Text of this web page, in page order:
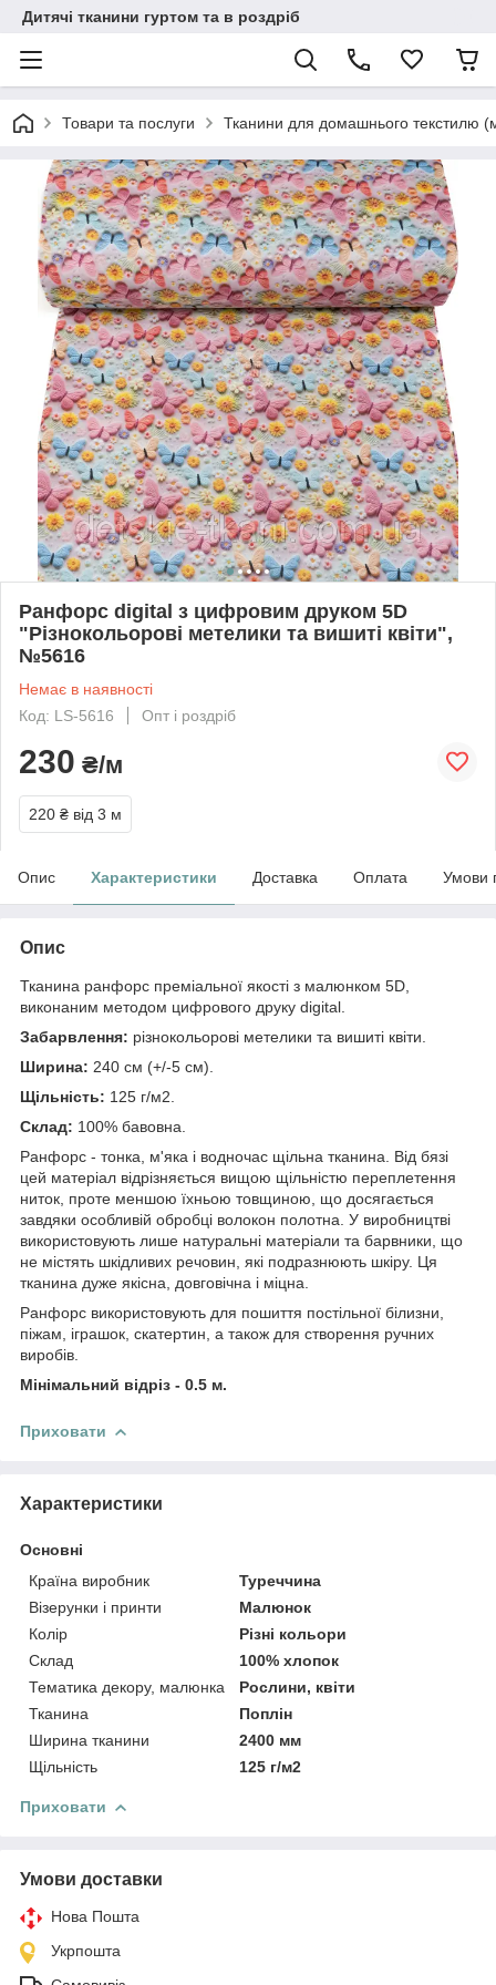
Дитячі тканини гуртом та в роздріб
Товари та послуги Тканини для домашнього текстилю
Ранфорс digital з цифровим друком 5D
"Різнокольорові метелики та вишиті квіти",
№5616
Немає в наявності
Код: LS-5616
Опт і роздріб
230 ₴/м
220 ₴ від 3 м
Опис Характеристики Доставка Оплата Умови
Опис
Тканина ранфорс преміальної якості з малюнком 5D,
виконаним методом цифрового друку digital.
Забарвлення: різнокольорові метелики та вишиті квіти.
Ширина: 240 см (+/-5 см).
Щільність: 125 г/м2.
Склад: 100% бавовна.
Ранфорс - тонка, м'яка і водночас щільна тканина. Від бязі
цей матеріал відрізняється вищою щільністю переплетення
ниток, проте меншою їхньою товщиною, що досягається
завдяки особливій обробці волокон полотна. У виробництві
використовують лише натуральні матеріали та барвники, що
не містять шкідливих речовин, які подразнюють шкіру. Ця
тканина дуже якісна, довговічна і міцна.
Ранфорс використовують для пошиття постільної білизни,
піжам, іграшок, скатертин, а також для створення ручних
виробів.
Мінімальний відріз - 0.5 м.
Приховати
Характеристики
Основні
Країна виробник
Туреччина
Візерунки і принти
Малюнок
Колір
Різні кольори
Склад
100% хлопок
Тематика декору, малюнка
Рослини, квіти
Тканина
Поплін
Ширина тканини
2400 мм
Щільність
125 г/м2
Приховати
Умови доставки
Нова Пошта
Укрпошта